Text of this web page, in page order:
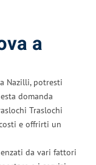
a
Nazilli, potresti
domanda
Traslochi
e offrirti un
da vari fattori